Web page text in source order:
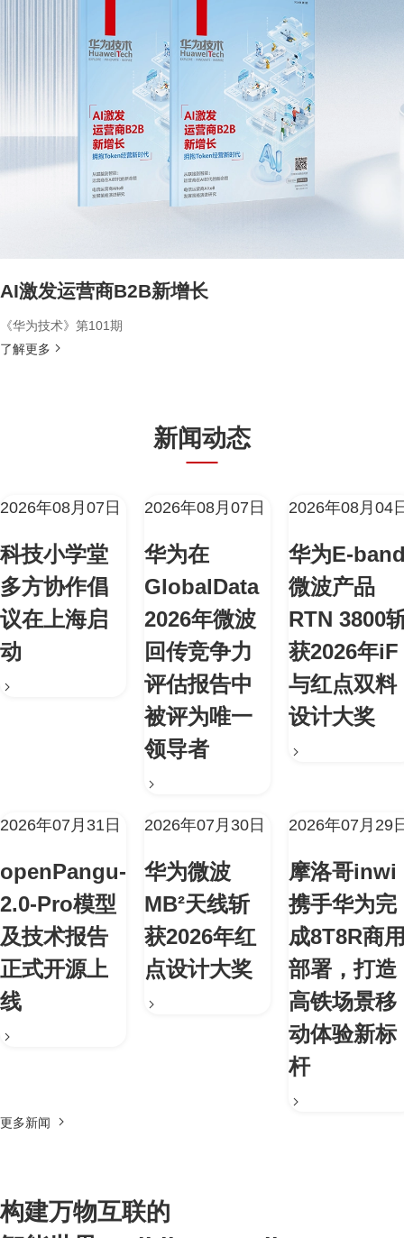
AI激发运营商B2B新增长
《华为技术》第101期
了解更多
新闻动态
2026年08月07日
科技小学堂
多方协作倡
议在上海启
动
2026年08月07日
华为在
GlobalData
2026年微波
回传竞争力
评估报告中
被评为唯一
领导者
2026年08月04
华为E-
微波产品
RTN 3800
获2026年iF
与红点双料
设计大奖
2026年07月31日
openPangu-
2.0-Pro模型
及技术报告
正式开源上
线
2026年07月30日
华为微波
MB²天线斩
获2026年红
点设计大奖
2026年07月29
摩洛哥inwi
携手华为完
成8T8R商
部署，打造
高铁场景移
动体验新标
杆
更多新闻
构建万物互联的